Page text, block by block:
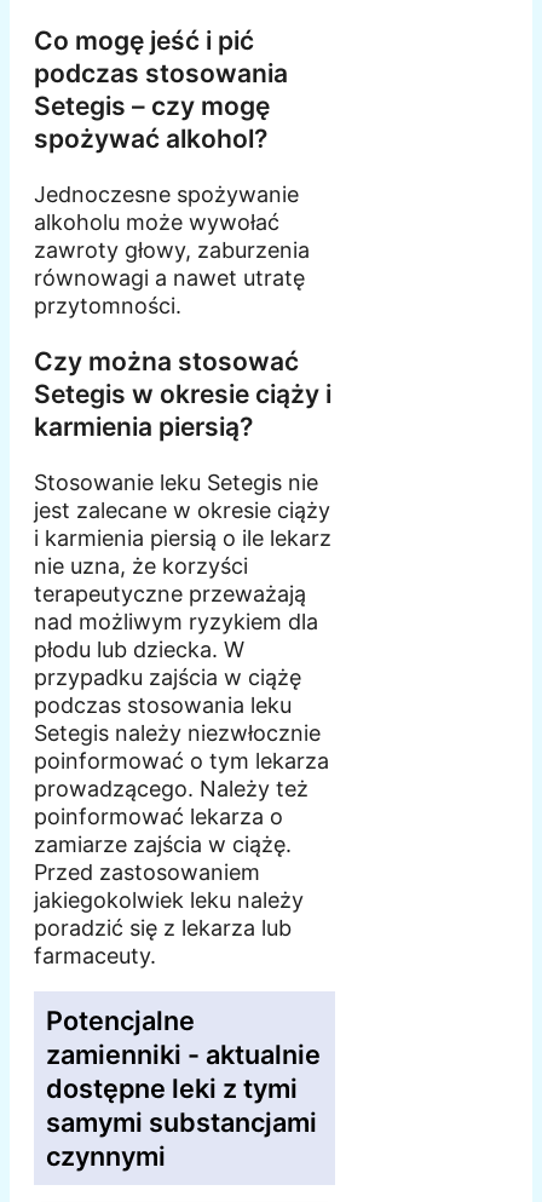
Co mogę jeść i pić
podczas stosowania
Setegis – czy mogę
spożywać alkohol?
Jednoczesne spożywanie
alkoholu może wywołać
zawroty głowy, zaburzenia
równowagi a nawet utratę
przytomności.
Czy można stosować
Setegis w okresie ciąży i
karmienia piersią?
Stosowanie leku Setegis nie
jest zalecane w okresie ciąży
i karmienia piersią o ile lekarz
nie uzna, że korzyści
terapeutyczne przeważają
nad możliwym ryzykiem dla
płodu lub dziecka. W
przypadku zajścia w ciążę
podczas stosowania leku
Setegis należy niezwłocznie
poinformować o tym lekarza
prowadzącego. Należy też
poinformować lekarza o
zamiarze zajścia w ciążę.
Przed zastosowaniem
jakiegokolwiek leku należy
poradzić się z lekarza lub
farmaceuty.
Potencjalne
zamienniki - aktualnie
dostępne leki z tymi
samymi substancjami
czynnymi